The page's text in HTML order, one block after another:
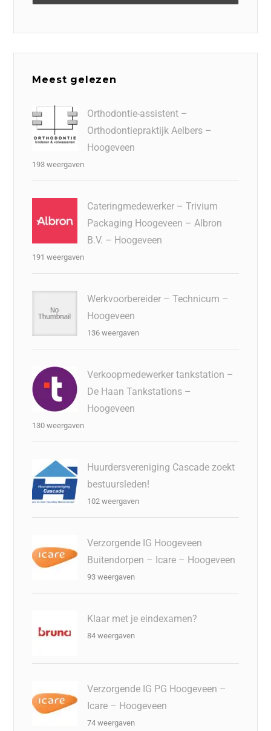
Meest gelezen
Orthodontie-assistent –
Orthodontiepraktijk Aelbers –
Hoogeveen
193 weergaven
Cateringmedewerker – Trivium
Packaging Hoogeveen – Albron
B.V. – Hoogeveen
191 weergaven
Werkvoorbereider – Technicum –
Hoogeveen
136 weergaven
Verkoopmedewerker tankstation –
De Haan Tankstations –
Hoogeveen
130 weergaven
Huurdersvereniging Cascade zoekt
bestuursleden!
102 weergaven
Verzorgende IG Hoogeveen
Buitendorpen – Icare – Hoogeveen
93 weergaven
Klaar met je eindexamen?
84 weergaven
Verzorgende IG PG Hoogeveen –
Icare – Hoogeveen
74 weergaven